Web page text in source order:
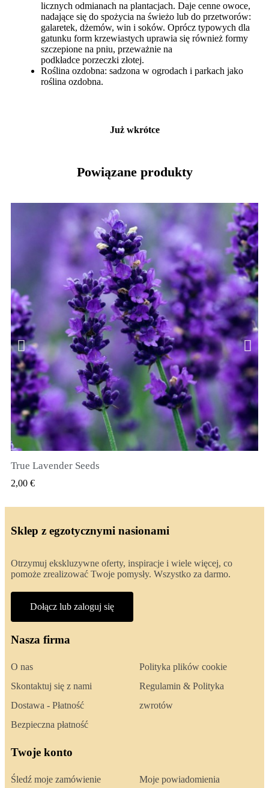
licznych odmianach na plantacjach. Daje cenne owoce,
nadające się do spożycia na świeżo lub do przetworów:
galaretek, dżemów, win i soków. Oprócz typowych dla
gatunku form krzewiastych uprawia się również formy
szczepione na pniu, przeważnie na
podkładce porzeczki złotej.
Roślina ozdobna: sadzona w ogrodach i parkach jako
roślina ozdobna.
Już wkrótce
Powiązane produkty
SZYBKI PODGLĄD
True Lavender Seeds
2,00 €
Sklep z egzotycznymi nasionami
Otrzymuj ekskluzywne oferty, inspiracje i wiele więcej, co
pomoże zrealizować Twoje pomysły. Wszystko za darmo.
Dołącz lub zaloguj się
Nasza firma
O nas
Skontaktuj się z nami
Dostawa - Płatność
Bezpieczna płatność
Polityka plików cookie
Regulamin & Polityka
zwrotów
Twoje konto
Śledź moje zamówienie Moje powiadomienia